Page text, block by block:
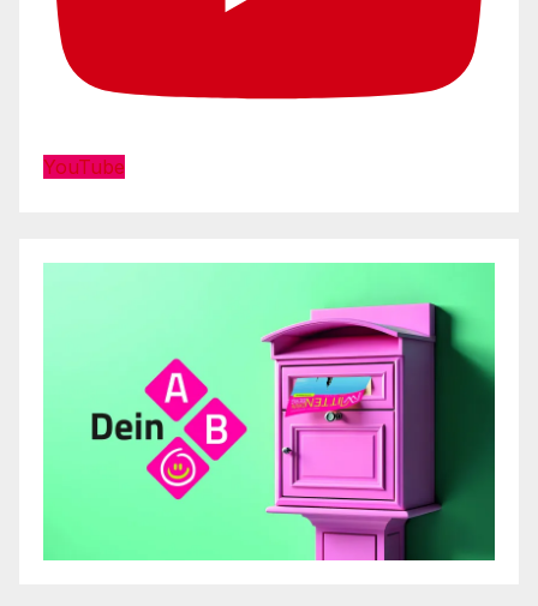
YouTube